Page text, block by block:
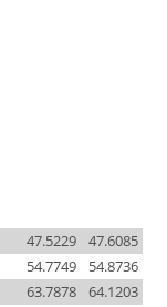
47.6085
47.5229
54.8736
54.7749
64.1203
63.7878